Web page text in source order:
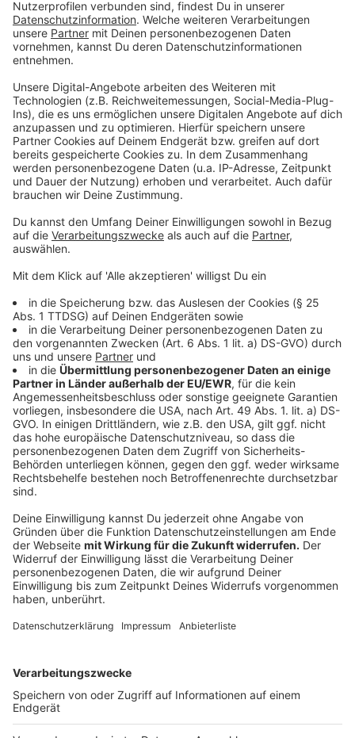
Anzeige
Anzeige
Künstliche Intelligenz revolutioniert die Medizin: Sie
erkennt Krankheiten in Bildern schneller und präziser,
unterstützt bei der Therapieplanung und entlastet
fehlerhaften Daten und die Akzeptanz durch
Patienten, stellen weiterhin große Herausforderungen
dar.
Hier geht es zum Artikel
Anzeige
KI und Sicherheit: Wie Künstliche Intelligenz
bei der NRW-Polizei eingesetzt wird
Anzeige
Die Kriminalitätsstatistiken zeigen: Cybercrime ist
Bereichen der Kriminalität sind die Zahlen - nicht nur in
NRW - sondern in ganz Deutschland ziemlich hoch.
NRW-Innenminister Herbert Reul und die Polizei
setzen aktuell im Kampf gegen Verbrecher auf eine
Software, die teilweise höchst umstritten ist.
Hier geht es um zum Artikel
Autor: Joachim Schultheis
Anzeige